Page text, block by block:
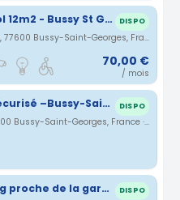
Parking sous-sol 12m2 - Bussy St Georges (77) DISPO
30 Rue Buissonnière, 77600 Bussy-Saint-Georges, France · 1.96 km
70,00 €
/ mois
Parking privé sécurisé –Bussy-Saint-Georges - RER A - Disneyland Paris DISPO
1 Rue des Halles, 77600 Bussy-Saint-Georges, France · 2.04 km
Place de parking proche de la gare de Bussy Saint Georges DISPO